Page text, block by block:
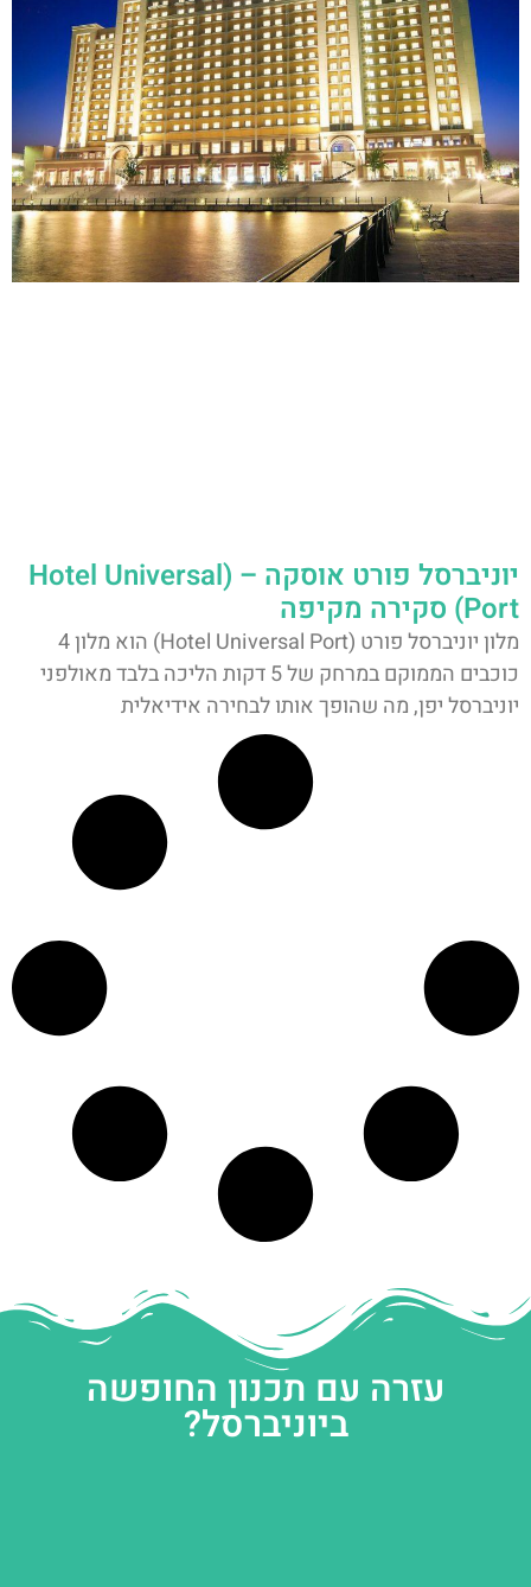
יוניברסל פורט אוסקה – (Hotel Universal
Port) סקירה מקיפה
מלון יוניברסל פורט (Hotel Universal Port) הוא מלון 4
כוכבים הממוקם במרחק של 5 דקות הליכה בלבד מאולפני
יוניברסל יפן, מה שהופך אותו לבחירה אידיאלית
עזרה עם תכנון החופשה
ביוניברסל?